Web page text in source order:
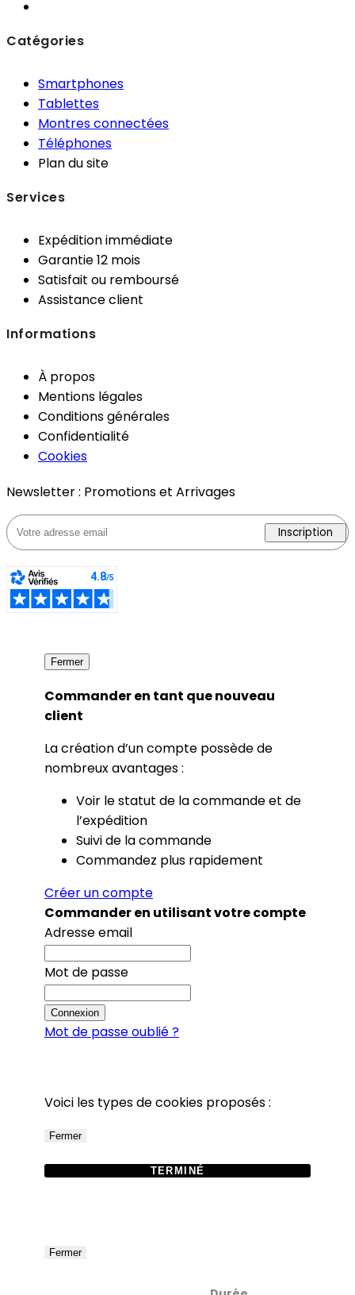
Catégories
Smartphones
Tablettes
Montres connectées
Téléphones
Plan du site
Services
Expédition immédiate
Garantie 12 mois
Satisfait ou remboursé
Assistance client
Informations
À propos
Mentions légales
Conditions générales
Confidentialité
Cookies
Newsletter : Promotions et Arrivages
Inscription
Fermer
Commander en tant que nouveau
client
La création d’un compte possède de
nombreux avantages :
Voir le statut de la commande et de
l’expédition
Suivi de la commande
Commandez plus rapidement
Créer un compte
Commander en utilisant votre compte
Adresse email
Mot de passe
Connexion
Mot de passe oublié ?
Voici les types de cookies proposés :
Fermer
TERMINÉ
Fermer